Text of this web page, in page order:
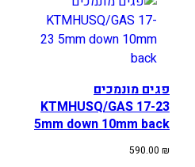
פגים מונמכים
KTMHUSQ/GAS 17-23
5mm down 10mm back
590.00 ₪